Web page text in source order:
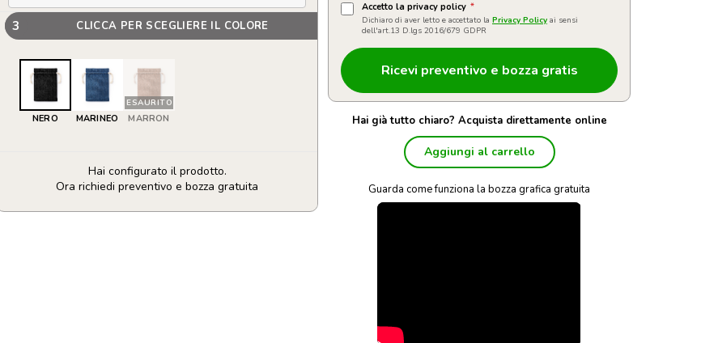
3 CLICCA PER SCEGLIERE IL COLORE
NERO MARINEO
ESAURITO
MARRON
Hai configurato il prodotto.
Ora richiedi preventivo e bozza gratuita
Piccola
Accetto la privacy policy *
Dichiaro di aver letto e accettato la Privacy Policy ai sensi
dell'art.13 D.lgs 2016/679 GDPR
Hai già tutto chiaro? Acquista direttamente online
Aggiungi al carrello
Guarda come funziona la bozza grafica gratuita